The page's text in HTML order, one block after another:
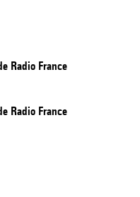
Radio France
Radio France